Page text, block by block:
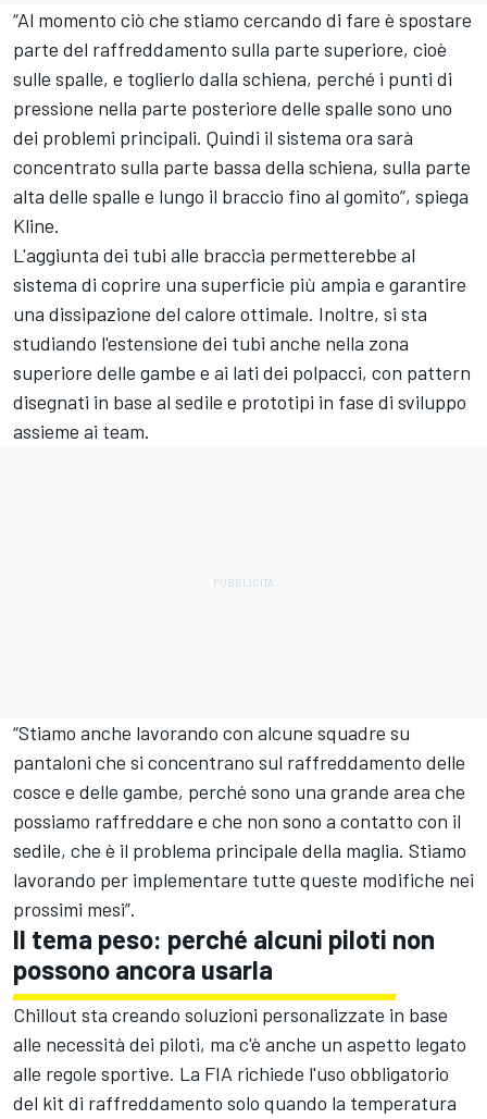
“Al momento ciò che stiamo cercando di fare è spostare
parte del raffreddamento sulla parte superiore, cioè
sulle spalle, e toglierlo dalla schiena, perché i punti di
pressione nella parte posteriore delle spalle sono uno
dei problemi principali. Quindi il sistema ora sarà
concentrato sulla parte bassa della schiena, sulla parte
alta delle spalle e lungo il braccio fino al gomito”, spiega
Kline.
L'aggiunta dei tubi alle braccia permetterebbe al
sistema di coprire una superficie più ampia e garantire
una dissipazione del calore ottimale. Inoltre, si sta
studiando l'estensione dei tubi anche nella zona
superiore delle gambe e ai lati dei polpacci, con pattern
disegnati in base al sedile e prototipi in fase di sviluppo
assieme ai team.
“Stiamo anche lavorando con alcune squadre su
pantaloni che si concentrano sul raffreddamento delle
cosce e delle gambe, perché sono una grande area che
possiamo raffreddare e che non sono a contatto con il
sedile, che è il problema principale della maglia. Stiamo
lavorando per implementare tutte queste modifiche nei
prossimi mesi”.
Il tema peso: perché alcuni piloti non
possono ancora usarla
Chillout sta creando soluzioni personalizzate in base
alle necessità dei piloti, ma c'è anche un aspetto legato
alle regole sportive. La FIA richiede l'uso obbligatorio
del kit di raffreddamento solo quando la temperatura